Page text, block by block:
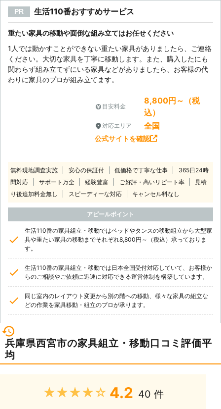
PR 生活110番おすすめサービス
重たい家具の移動や面倒な組み立てはお任せください
1人では動かすことができない重たい家具がありましたら、ご連絡
ください。大切な家具を丁寧に移動します。また、購入したにも
関わらず組み立てずにいる家具などがありましたら、お客様の代
わりに家具のプロが組み立てます。
目安料金
8,800円～（税
込）
対応エリア 全国
公式サイトを確認
無料現地調査実施 安心の保証付 低価格で丁寧な仕事
365日24時
間対応
サポート万全 経験豊富 ご好評・高いリピート率
見積
り後追加料金無し
スピーディーな対応 キャンセル料なし
アピールポイント
生活110番の家具組立・移動ではベッドやタンスの移動組立から大型家
具や重たい家具の移動までそれぞれ8,800円～（税込）承っておりま
す。
生活110番の家具組立・移動では日本全国受付対応していて、お客様か
らのご相談やご依頼に迅速に対応できる運営体制を構築しています。
同じ室内のレイアウト変更から別の階への移動、様々な家具の組立な
どの作業を家具移動・組立のプロが承ります。
兵庫県西宮市の家具組立・移動口コミ評価平
均
★★★★★ 4.2 40 件